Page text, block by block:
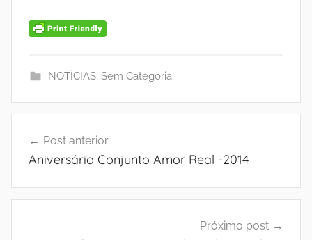
NOTÍCIAS, Sem Categoria
de
Post anterior
Aniversário Conjunto Amor Real -2014
Próximo post